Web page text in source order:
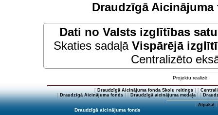
Draudzīgā
Dati no Valsts izglītības
Skaties sadaļā Vispārējā
Centralizēto
Projektu realizē:
[ Draudzīgā Aicinājuma fonda Skolu reitings] [
[Draudzīgā Aicinājuma fonds] [Draudzīgā aicinājuma medaļa] [
[Atpakaļ]
Draudzīgā aicinājuma fonds